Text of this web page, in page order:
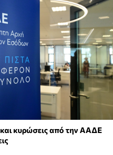
κυρώσεις από την ΑΑΔΕ